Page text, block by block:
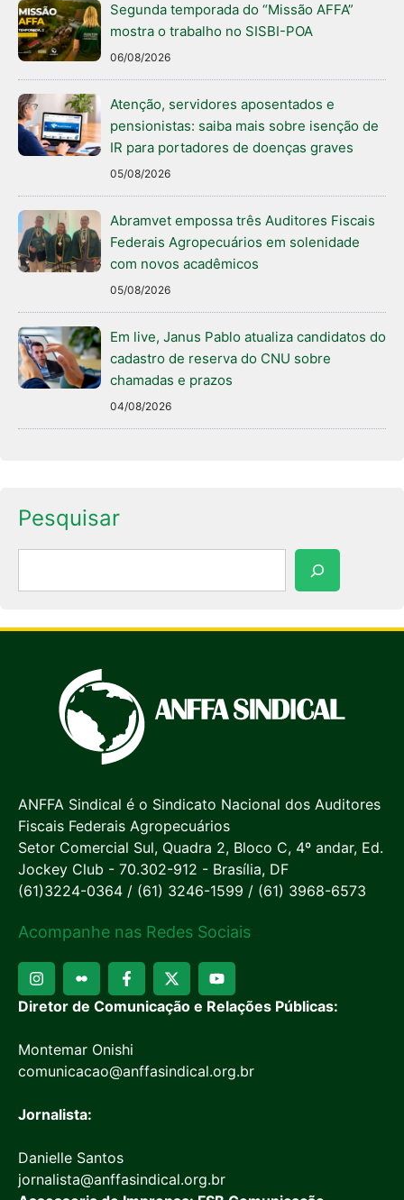
Segunda temporada do “Missão AFFA”
mostra o trabalho no SISBI-POA
06/08/2026
Atenção, servidores aposentados e
pensionistas: saiba mais sobre isenção de
IR para portadores de doenças graves
05/08/2026
Abramvet empossa três Auditores Fiscais
Federais Agropecuários em solenidade
com novos acadêmicos
05/08/2026
Em live, Janus Pablo atualiza candidatos do
cadastro de reserva do CNU sobre
chamadas e prazos
04/08/2026
Pesquisar
ANFFA Sindical é o Sindicato Nacional dos Auditores
Fiscais Federais Agropecuários
Setor Comercial Sul, Quadra 2, Bloco C, 4º andar, Ed.
Jockey Club - 70.302-912 - Brasília, DF
(61)3224-0364 / (61) 3246-1599 / (61) 3968-6573
Acompanhe nas Redes Sociais
Diretor de Comunicação e Relações Públicas:
Montemar Onishi
comunicacao@anffasindical.org.br
Jornalista:
Danielle Santos
jornalista@anffasindical.org.br